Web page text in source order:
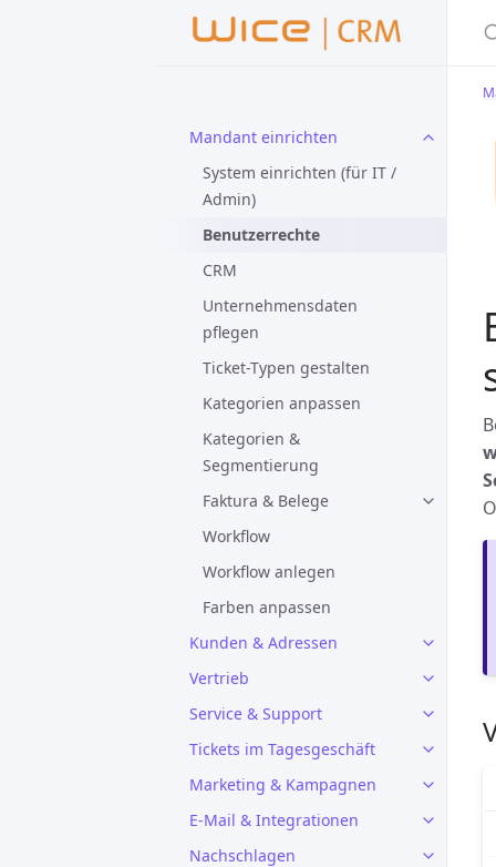
Mandant einrichten
System einrichten (für IT /
Admin)
Benutzerrechte
CRM
Unternehmensdaten
pflegen
Ticket-Typen gestalten
Kategorien anpassen
Kategorien &
Segmentierung
Faktura & Belege
Workflow
Workflow anlegen
Farben anpassen
Kunden & Adressen
Vertrieb
Service & Support
Tickets im Tagesgeschäft
Marketing & Kampagnen
E-Mail & Integrationen
Nachschlagen